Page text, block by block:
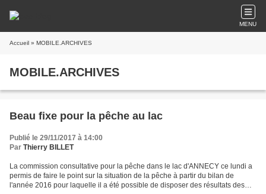
MENU
Accueil » MOBILE.ARCHIVES
MOBILE.ARCHIVES
Beau fixe pour la pêche au lac
Publié le 29/11/2017 à 14:00
Par Thierry BILLET
La commission consultative pour la pêche dans le lac d'ANNECY ce lundi a
permis de faire le point sur la situation de la pêche à partir du bilan de
l'année 2016 pour laquelle il a été possible de disposer des résultats des